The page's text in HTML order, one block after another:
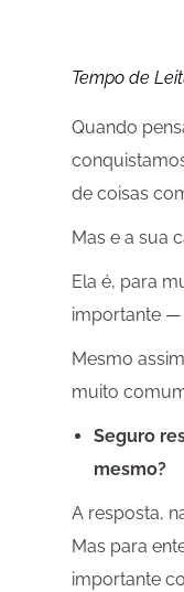
Tempo de
Quando
de coisas
Mas e a sua
Ela é, para
importante —
Mesmo
muito
Seguro
mesmo?
A resposta,
Mas para
importante